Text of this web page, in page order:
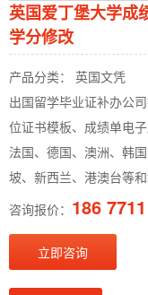
英国爱丁堡大学
学分修改
产品分类： 英国文凭
出国留学毕业证补办公
位证书模板、成绩单电
法国、德国、澳洲、韩
坡、新西兰、港澳台等
咨询报价： 186
立即咨询